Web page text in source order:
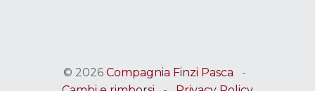
© 2026 Compagnia Finzi Pasca -